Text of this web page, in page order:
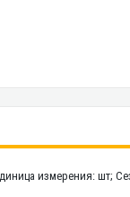
измерения: шт;